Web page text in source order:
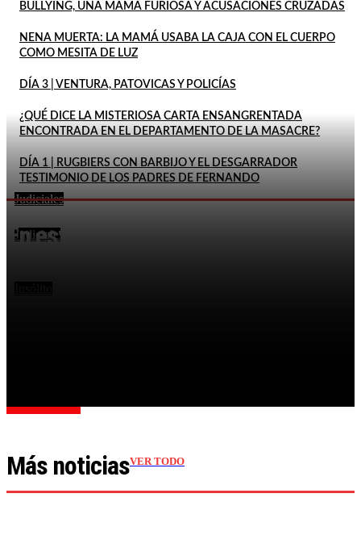
BULLYING, UNA MAMÁ FURIOSA Y ACUSACIONES CRUZADAS
NENA MUERTA: LA MAMÁ USABA LA CAJA CON EL CUERPO
COMO MESITA DE LUZ
DÍA 3 | VENTURA, PATOVICAS Y POLICÍAS
¿QUÉ DICE LA MISTERIOSA CARTA ENSANGRENTADA
ENCONTRADA EN EL DEPARTAMENTO DE LA MASACRE?
DÍA 1 | RUGBIERS CON BARBIJO Y EL DESGARRADOR
TESTIMONIO DE LOS PADRES DE FERNANDO
En este momento
Judiciales
DETENIDOS: «ESTABA OBSESIONADO CON ELLA»
Judiciales
Más noticiasVER TODO